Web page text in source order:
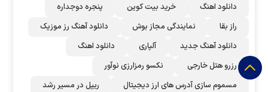
دانلود اهنگ خرید بیت کوین
پنجره دوجداره
راز بقا
نمایندگی مجاز بوش
دانلود آهنگ رز‌ موزیک
دانلود آهنگ جدید
آلپاری
دانلود اهنگ
رزرو هتل خارجی
نکسو رمزارزی نوآور
مسموم سازی آدرس های ارز دیجیتال
ریپل در مسیر رشد